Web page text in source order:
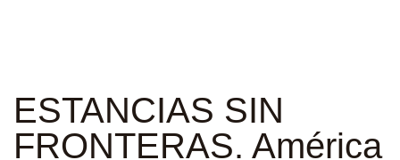
ESTANCIAS SIN
FRONTERAS. América